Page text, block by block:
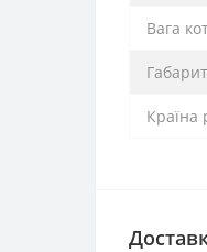
Вага
Країна